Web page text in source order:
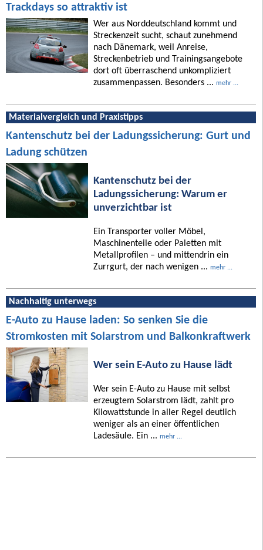
Trackdays so attraktiv ist
Wer aus Norddeutschland kommt und
Streckenzeit sucht, schaut zunehmend
nach Dänemark, weil Anreise,
Streckenbetrieb und Trainingsangebote
dort oft überraschend unkompliziert
zusammenpassen. Besonders ... mehr ...
Materialvergleich und Praxistipps
Kantenschutz bei der Ladungssicherung: Gurt und
Ladung schützen
Kantenschutz bei der
Ladungssicherung: Warum er
unverzichtbar ist
Ein Transporter voller Möbel,
Maschinenteile oder Paletten mit
Metallprofilen – und mittendrin ein
Zurrgurt, der nach wenigen ... mehr ...
Nachhaltig unterwegs
E-Auto zu Hause laden: So senken Sie die
Stromkosten mit Solarstrom und Balkonkraftwerk
Wer sein E-Auto zu Hause lädt
Wer sein E-Auto zu Hause mit selbst
erzeugtem Solarstrom lädt, zahlt pro
Kilowattstunde in aller Regel deutlich
weniger als an einer öffentlichen
Ladesäule. Ein ... mehr ...